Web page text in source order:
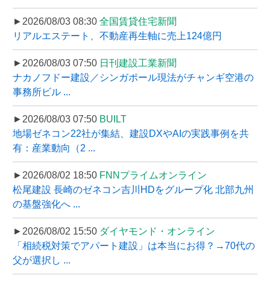
►2026/08/03 08:30 全国賃貸住宅新聞
リアルエステート、不動産再生軸に売上124億円
►2026/08/03 07:50 日刊建設工業新聞
ナカノフドー建設／シンガポール現法がチャンギ空港の
事務所ビル ...
►2026/08/03 07:50 BUILT
地場ゼネコン22社が集結、建設DXやAIの実践事例を共
有：産業動向（2 ...
►2026/08/02 18:50 FNNプライムオンライン
松尾建設 長崎のゼネコン吉川HDをグループ化 北部九州
の基盤強化へ ...
►2026/08/02 15:50 ダイヤモンド・オンライン
「相続税対策でアパート建設」は本当にお得？→70代の
父が選択し ...